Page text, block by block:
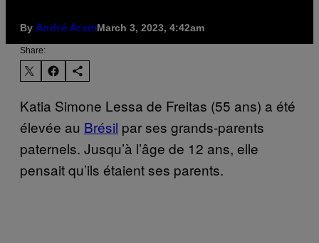
By André AramMarch 3, 2023, 4:42am
Share:
Katia Simone Lessa de Freitas (55 ans) a été
élevée au Brésil par ses grands-parents
paternels. Jusqu’à l’âge de 12 ans, elle
pensait qu’ils étaient ses parents.